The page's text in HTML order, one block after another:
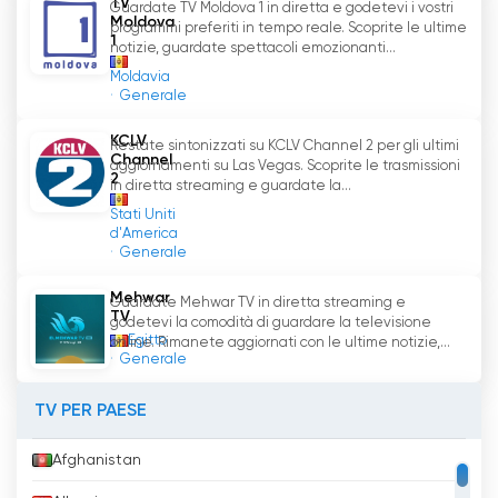
aggiornate e pertinenti sugli eventi in Moldavia
e nel mondo. Gli spettatori possono anche
guardare spettacoli di intrattenimento,
concorsi, serie e film, che completano l'offerta
Canale 3 vuole essere una fonte di
informazione e intrattenimento per i suoi
spettatori, riunendo in un unico luogo le ultime
notizie, i programmi televisivi, la musica, i film e
possibilità di guardare la TV in diretta, Channel
3 offre agli spettatori un'esperienza interattiva
e coinvolgente.
privato della Repubblica di Moldova che si
rivolge a un vasto pubblico, offrendo una
gamma diversificata di programmi. Attraverso
TV
Moldova
1
Moldavia
Generale
Guardate TV Moldova 1 in diretta e godetevi i vostri
programmi preferiti in tempo reale. Scoprite le ultime
notizie, guardate spettacoli emozionanti...
KCLV
Channel
2
Stati Uniti
d'America
Generale
Restate sintonizzati su KCLV Channel 2 per gli ultimi
aggiornamenti su Las Vegas. Scoprite le trasmissioni
in diretta streaming e guardate la...
Mehwar
TV
Egitto
Generale
Guardate Mehwar TV in diretta streaming e
godetevi la comodità di guardare la televisione
online. Rimanete aggiornati con le ultime notizie,...
TV PER PAESE
Afghanistan